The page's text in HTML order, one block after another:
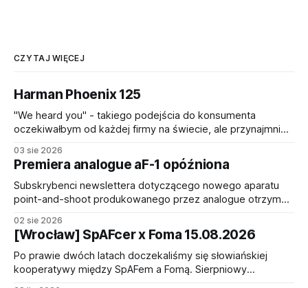
CZYTAJ WIĘCEJ
Harman Phoenix 125
"We heard you" - takiego podejścia do konsumenta
oczekiwałbym od każdej firmy na świecie, ale przynajmniej
talking to you, Fuji!). Harman Photo po wielu opiniach od
osób zakochanych w oryginalnej emulsji Harman Phoenix
200 - nawet po wypuszczeniu ulepszonej
03 sie 2026
Premiera analogue aF-1 opóźniona
Subskrybenci newslettera dotyczącego nowego aparatu
point-and-shoot produkowanego przez analogue otrzymali
wcześniejszym zapowiedziom premiera aparatu aF-1
zostaje przesunięta na bliżej nieokreślony termin. Od
pierwszej zapowiedzi urządzenia minęło półtora roku. Nie
jest to szczególnie dużo, nawet zakładając, że prace nad
02 sie 2026
[Wrocław] SpAFcer x Foma 15.08.2026
Po prawie dwóch latach doczekaliśmy się słowiańskiej
kooperatywy między SpAFem a Fomą. Sierpniowy